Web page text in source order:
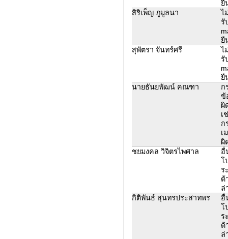
ยื
สิริเพ็ญ ภูมูลนา
ไ
รั
ยื
สุพัตรา จันทร์ศรี
ไ
รั
ยื
นายธันยพัฒน์ คณฑา
ก
ข้
ผิ
เ
ก
เ
ผิ
ชยมงคล วิจิตรไพศาล
อื่
โ
ร
ด้
ล่
กิติพันธ์ สุนทรประสาทพร
อื่
โ
ร
ด้
ล่